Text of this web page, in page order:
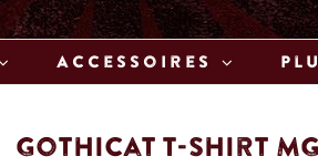
Accessoires
Gothicat T-Shirt